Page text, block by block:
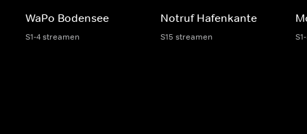
WaPo Bodensee
S1-4 streamen
Notruf Hafenkante
S15 streamen